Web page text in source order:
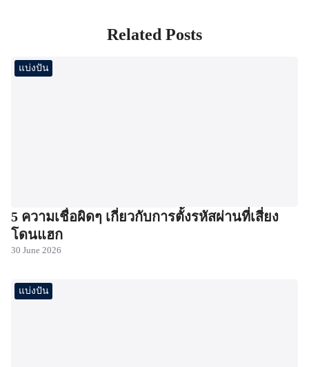
Related Posts
แบ่งปัน
5 ความเชื่อผิดๆ เกี่ยวกับการตั้งรหัสผ่านที่เสี่ยง
โดนแฮก
30 June 2026
แบ่งปัน